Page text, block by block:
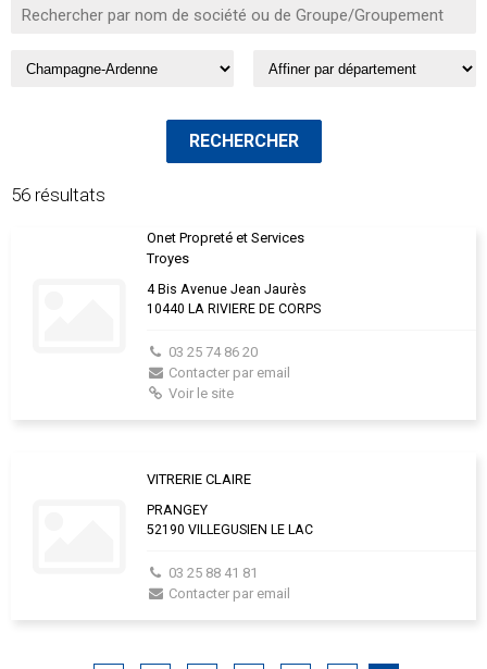
56 résultats
Onet Propreté et Services
Troyes
4 Bis Avenue Jean Jaurès
10440 LA RIVIERE DE CORPS
03 25 74 86 20
Contacter par email
Voir le site
VITRERIE CLAIRE
PRANGEY
52190 VILLEGUSIEN LE LAC
03 25 88 41 81
Contacter par email